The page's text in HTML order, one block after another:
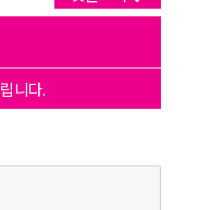
니다.